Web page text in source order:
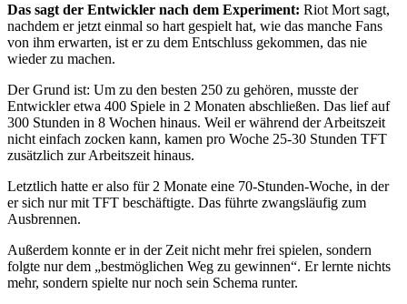
Das sagt der Entwickler nach dem Experiment: Riot Mort sagt,
nachdem er jetzt einmal so hart gespielt hat, wie das manche Fans
von ihm erwarten, ist er zu dem Entschluss gekommen, das nie
wieder zu machen.
Der Grund ist: Um zu den besten 250 zu gehören, musste der
Entwickler etwa 400 Spiele in 2 Monaten abschließen. Das lief auf
300 Stunden in 8 Wochen hinaus. Weil er während der Arbeitszeit
nicht einfach zocken kann, kamen pro Woche 25-30 Stunden TFT
zusätzlich zur Arbeitszeit hinaus.
Letztlich hatte er also für 2 Monate eine 70-Stunden-Woche, in der
er sich nur mit TFT beschäftigte. Das führte zwangsläufig zum
Ausbrennen.
Außerdem konnte er in der Zeit nicht mehr frei spielen, sondern
folgte nur dem „bestmöglichen Weg zu gewinnen“. Er lernte nichts
mehr, sondern spielte nur noch sein Schema runter.